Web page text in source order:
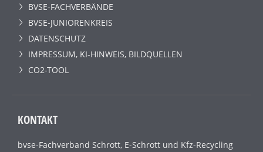
BVSE-FACHVERBÄNDE
BVSE-JUNIORENKREIS
DATENSCHUTZ
IMPRESSUM, KI-HINWEIS, BILDQUELLEN
CO2-TOOL
KONTAKT
bvse-Fachverband Schrott, E-Schrott und Kfz-Recycling